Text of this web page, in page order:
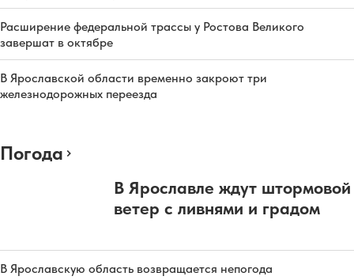
Расширение федеральной трассы у Ростова Великого
завершат в октябре
В Ярославской области временно закроют три
железнодорожных переезда
Погода
В Ярославле ждут штормовой
ветер с ливнями и градом
В Ярославскую область возвращается непогода